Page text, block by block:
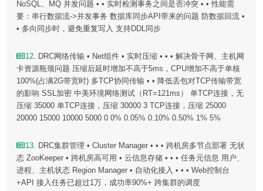
NoSQL、MQ 并发问题 • • 实时检测事务之间是否冲突 • • 性能需
要：串行数据流->并发事务 数据库同步API带来的问题 防数据回流 •
• 多向同步时，避免重复写入 支持DDL同步
12. DRC网络传输 • Net组件 • 实时压缩 • • • 解决骨干网、主机网
卡资源瓶颈问题 压缩后延时增加不高于5ms，CPU增加不高于单核
100%(占满2G带宽时) 多TCP协同传输 • • 降低丢包对TCP传输带宽
的影响 SSL加密 中美环境网络测试（RT=121ms） 单TCP连接，无
压缩 35000 单TCP连接，压缩 30000 3 TCP连接，压缩 25000
20000 15000 10000 5000 0 0% 0.05% 0.10% 0.50% 1% 5%
13. DRC集群管理 • Cluster Manager • • • 跨机房多节点部署 无状
态 ZooKeeper • 跨机房高可用 • 云信息存储 • • • 任务元信息 用户、
进程、主机状态 Region Manager • 自动化接入 • • • Web控制台
+API 接入任务已超过1万，成功率90%+ 跨集群的调度